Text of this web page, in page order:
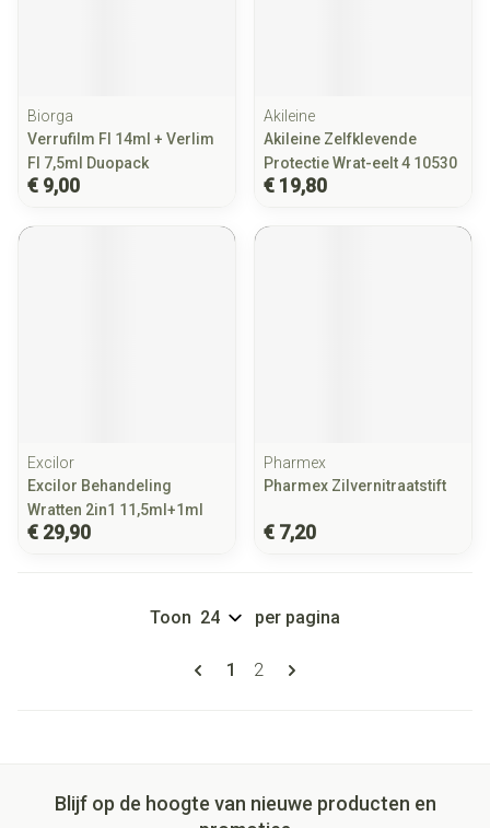
Biorga
Verrufilm Fl 14ml + Verlim
Fl 7,5ml Duopack
€ 9,00
Akileine
Akileine Zelfklevende
Protectie Wrat-eelt 4 10530
€ 19,80
Excilor
Excilor Behandeling
Wratten 2in1 11,5ml+1ml
€ 29,90
Pharmex
Pharmex Zilvernitraatstift
€ 7,20
Pagina's
U lees momenteel pagina
1 Pagina
2
Toon per pagina
Blijf op de hoogte van nieuwe producten en